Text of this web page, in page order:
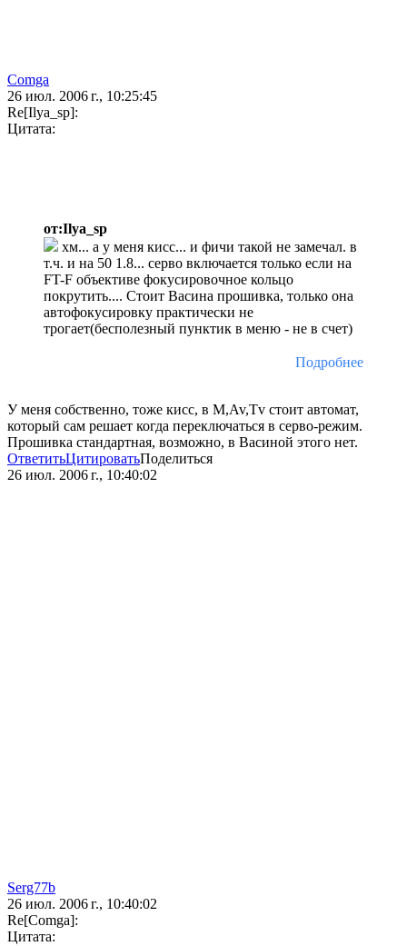
Comga
26 июл. 2006 г., 10:25:45
Re[Ilya_sp]:
Цитата:
от:Ilya_sp
хм... а у меня кисс... и фичи такой не замечал. в
т.ч. и на 50 1.8... серво включается только если на
FT-F объективе фокусировочное кольцо
покрутить.... Стоит Васина прошивка, только она
автофокусировку практически не
трогает(бесполезный пунктик в меню - не в счет)
Подробнее
У меня собственно, тоже кисс, в M,Av,Tv стоит автомат,
который сам решает когда переключаться в серво-режим.
Прошивка стандартная, возможно, в Васиной этого нет.
ОтветитьЦитироватьПоделиться
26 июл. 2006 г., 10:40:02
Serg77b
26 июл. 2006 г., 10:40:02
Re[Comga]:
Цитата: